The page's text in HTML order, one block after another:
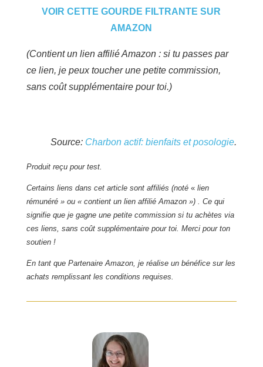
VOIR CETTE GOURDE FILTRANTE SUR
AMAZON
(Contient un lien affilié Amazon : si tu passes par
ce lien, je peux toucher une petite commission,
sans coût supplémentaire pour toi.)
Source: Charbon actif: bienfaits et posologie.
Produit reçu pour test.
Certains liens dans cet article sont affiliés (noté « lien
rémunéré » ou « contient un lien affilié Amazon ») . Ce qui
signifie que je gagne une petite commission si tu achètes via
ces liens, sans coût supplémentaire pour toi. Merci pour ton
soutien !
En tant que Partenaire Amazon, je réalise un bénéfice sur les
achats remplissant les conditions requises.